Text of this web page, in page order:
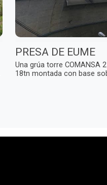
PRESA DE EUME
Una grúa torre COMANSA
18tn montada con base